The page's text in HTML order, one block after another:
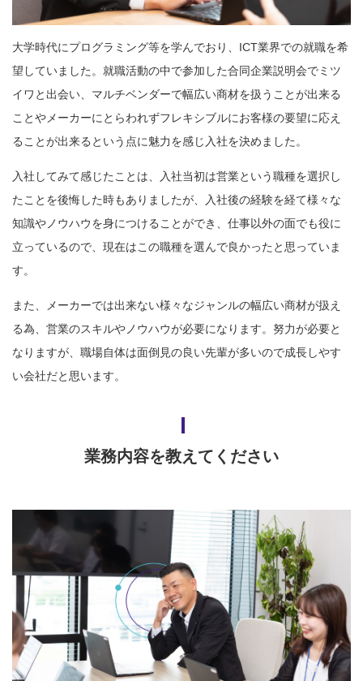
大学時代にプログラミング等を学んでおり、ICT業界での就職を希
望していました。就職活動の中で参加した合同企業説明会でミツ
イワと出会い、マルチベンダーで幅広い商材を扱うことが出来る
ことやメーカーにとらわれずフレキシブルにお客様の要望に応え
ることが出来るという点に魅力を感じ入社を決めました。
入社してみて感じたことは、入社当初は営業という職種を選択し
たことを後悔した時もありましたが、入社後の経験を経て様々な
知識やノウハウを身につけることができ、仕事以外の面でも役に
立っているので、現在はこの職種を選んで良かったと思っていま
す。
また、メーカーでは出来ない様々なジャンルの幅広い商材が扱え
る為、営業のスキルやノウハウが必要になります。努力が必要と
なりますが、職場自体は面倒見の良い先輩が多いので成長しやす
い会社だと思います。
業務内容を教えてください